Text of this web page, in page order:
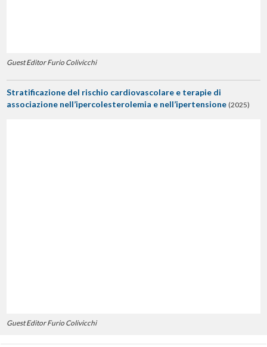
Guest Editor Furio Colivicchi
Stratificazione del rischio cardiovascolare e terapie di
associazione nell’ipercolesterolemia e nell’ipertensione (2025)
Guest Editor Furio Colivicchi